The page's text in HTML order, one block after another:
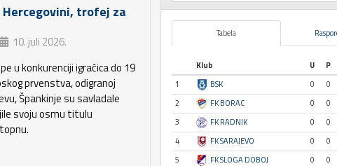
Hercegovini, trofej za
10. juli 2026.
u konkurenciji igračica do 19
prvenstva, odigranoj
Špankinje su savladale
svoju osmu titulu
Tabela
Klub U P
1
BSK 0 0
2
FK BORAC 0 0
3
FK RADNIK 0 0
4
FK SARAJEVO 0 0
5
FK SLOGA DOBOJ 0 0